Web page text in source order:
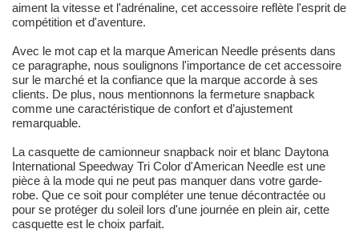
aiment la vitesse et l'adrénaline, cet accessoire reflète l'esprit de
compétition et d'aventure.
Avec le mot cap et la marque American Needle présents dans
ce paragraphe, nous soulignons l'importance de cet accessoire
sur le marché et la confiance que la marque accorde à ses
clients. De plus, nous mentionnons la fermeture snapback
comme une caractéristique de confort et d’ajustement
remarquable.
La casquette de camionneur snapback noir et blanc Daytona
International Speedway Tri Color d'American Needle est une
pièce à la mode qui ne peut pas manquer dans votre garde-
robe. Que ce soit pour compléter une tenue décontractée ou
pour se protéger du soleil lors d'une journée en plein air, cette
casquette est le choix parfait.